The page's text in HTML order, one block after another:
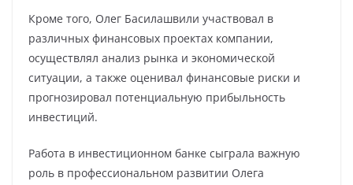
Кроме того, Олег Басилашвили участвовал в
различных финансовых проектах компании,
осуществлял анализ рынка и экономической
ситуации, а также оценивал финансовые риски и
прогнозировал потенциальную прибыльность
инвестиций.
Работа в инвестиционном банке сыграла важную
роль в профессиональном развитии Олега